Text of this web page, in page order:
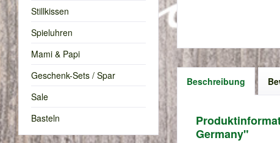
Stillkissen
Spieluhren
Mami & Papi
Geschenk-Sets / Spar
Sale
Basteln
Beschreibung
Germany"